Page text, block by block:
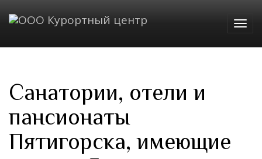
Санатории, отели и
пансионаты
Пятигорска, имеющие